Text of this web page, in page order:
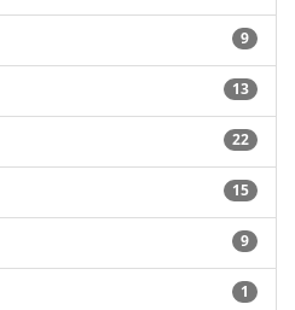
9
13
22
15
9
1